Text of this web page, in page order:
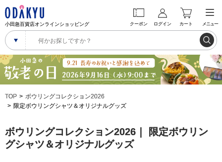
小田急百貨店オンラインショッピング クーポン ログイン カート メニュー
TOP
ボウリングコレクション2026
限定ボウリングシャツ＆オリジナルグッズ
ボウリングコレクション2026｜ 限定ボウリン
グシャツ＆オリジナルグッズ